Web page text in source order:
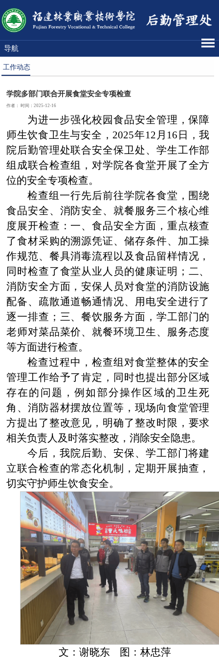
导航
工作动态
学院多部门联合开展食堂安全专项检查
作者： 时间：2025-12-16
为进一步强化校园食品安全管理，保障
师生饮食卫生与安全，2025年12月16日，我
院后勤管理处联合安全保卫处、学生工作部
组成联合检查组，对学院各食堂开展了全方
位的安全专项检查。
检查组一行先后前往学院各食堂，围绕
食品安全、消防安全、就餐服务三个核心维
度展开检查：一、食品安全方面，重点核查
了食材采购的溯源凭证、储存条件、加工操
作规范、餐具消毒流程以及食品留样情况，
同时检查了食堂从业人员的健康证明；二、
消防安全方面，安保人员对食堂的消防设施
配备、疏散通道畅通情况、用电安全进行了
逐一排查；三、餐饮服务方面，学工部门的
老师对菜品菜价、就餐环境卫生、服务态度
等方面进行检查。
检查过程中，检查组对食堂整体的安全
管理工作给予了肯定，同时也提出部分区域
存在的问题，例如部分操作区域的卫生死
角、消防器材摆放位置等，现场向食堂管理
方提出了整改意见，明确了整改时限，要求
相关负责人及时落实整改，消除安全隐患。
今后，我院后勤、安保、学工部门将建
立联合检查的常态化机制，定期开展抽查，
切实守护师生饮食安全。
文：谢晓东 图：林忠萍